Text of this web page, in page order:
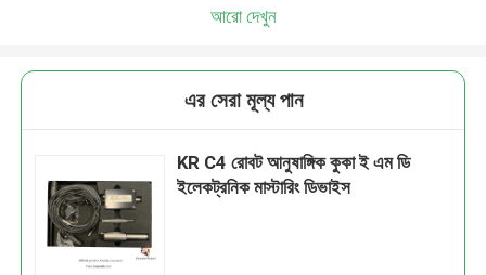
আরো দেখুন
এর সেরা মূল্য পান
KR C4 রোবট আনুষাঙ্গিক কুকা ই এম ডি
ইলেকট্রনিক মাস্টারিং ডিভাইস